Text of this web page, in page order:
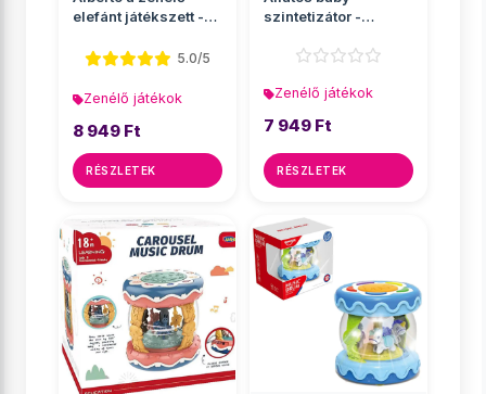
elefánt játékszett -
5.0/5
Zenélő játékok
8 949 Ft
RÉSZLETEK
szintetizátor -
Zenélő játékok
7 949 Ft
RÉSZLETEK